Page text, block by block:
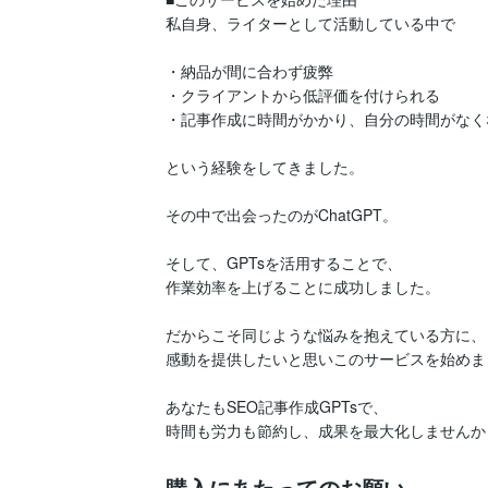
私自身、ライターとして活動している中で
・納品が間に合わず疲弊
・クライアントから低評価を付けられる
・記事作成に時間がかかり、自分の時間がな
という経験をしてきました。
その中で出会ったのがChatGPT。
そして、GPTsを活用することで、
作業効率を上げることに成功しました。
だからこそ同じような悩みを抱えている方に、
感動を提供したいと思いこのサービスを始めま
あなたもSEO記事作成GPTsで、
時間も労力も節約し、成果を最大化しませんか